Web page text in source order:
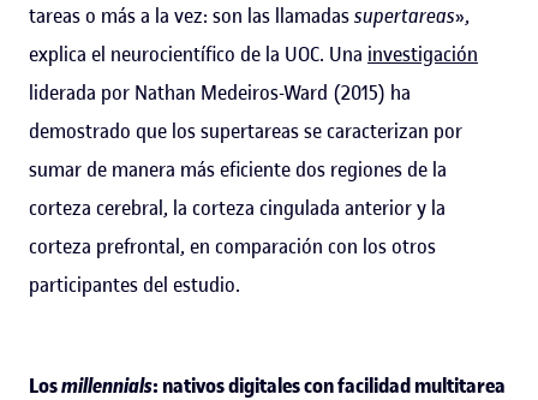
tareas o más a la vez: son las llamadassupertareas»,
explica el neurocientífico de la UOC. Una investigación
liderada por Nathan Medeiros-Ward (2015) ha
demostrado que los supertareas se caracterizan por
sumar de manera más eficiente dos regiones de la
corteza cerebral, la corteza cingulada anterior y la
corteza prefrontal, en comparación con los otros
participantes del estudio.
Losmillennials: nativos digitales con facilidad multitarea